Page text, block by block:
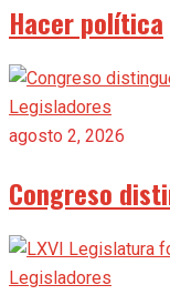
Hacer política
Legisladores
agosto 2, 2026
Congreso
Legisladores